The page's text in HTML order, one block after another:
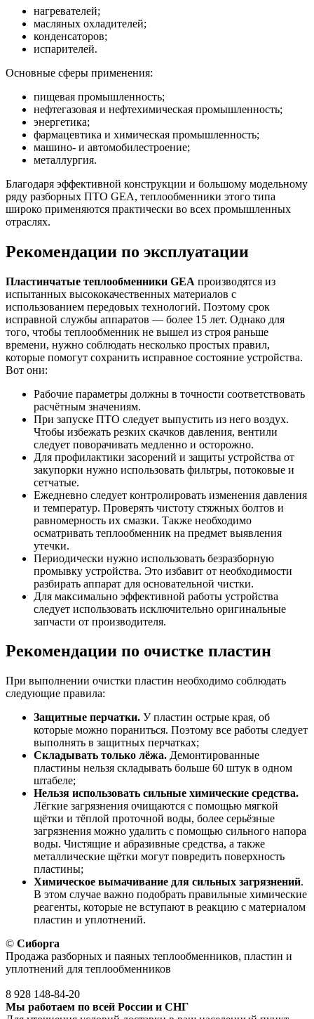
нагревателей;
масляных охладителей;
конденсаторов;
испарителей.
Основные сферы применения:
пищевая промышленность;
нефтегазовая и нефтехимическая промышленность;
энергетика;
фармацевтика и химическая промышленность;
машино- и автомобилестроение;
металлургия.
Благодаря эффективной конструкции и большому модельному
ряду разборных ПТО GEA, теплообменники этого типа
широко применяются практически во всех промышленных
отраслях.
Рекомендации по эксплуатации
Пластинчатые теплообменники GEA производятся из
испытанных высококачественных материалов с
использованием передовых технологий. Поэтому срок
исправной службы аппаратов — более 15 лет. Однако для
того, чтобы теплообменник не вышел из строя раньше
времени, нужно соблюдать несколько простых правил,
которые помогут сохранить исправное состояние устройства.
Вот они:
Рабочие параметры должны в точности соответствовать
расчётным значениям.
При запуске ПТО следует выпустить из него воздух.
Чтобы избежать резких скачков давления, вентили
следует поворачивать медленно и осторожно.
Для профилактики засорений и защиты устройства от
закупорки нужно использовать фильтры, потоковые и
сетчатые.
Ежедневно следует контролировать изменения давления
и температур. Проверять чистоту стяжных болтов и
равномерность их смазки. Также необходимо
осматривать теплообменник на предмет выявления
утечки.
Периодически нужно использовать безразборную
промывку устройства. Это избавит от необходимости
разбирать аппарат для основательной чистки.
Для максимально эффективной работы устройства
следует использовать исключительно оригинальные
запчасти от производителя.
Рекомендации по очистке пластин
При выполнении очистки пластин необходимо соблюдать
следующие правила:
Защитные перчатки. У пластин острые края, об
которые можно пораниться. Поэтому все работы следует
выполнять в защитных перчатках;
Складывать только лёжа. Демонтированные
пластины нельзя складывать больше 60 штук в одном
штабеле;
Нельзя использовать сильные химические средства.
Лёгкие загрязнения очищаются с помощью мягкой
щётки и тёплой проточной воды, более серьёзные
загрязнения можно удалить с помощью сильного напора
воды. Чистящие и абразивные средства, а также
металлические щётки могут повредить поверхность
пластины;
Химическое вымачивание для сильных загрязнений.
В этом случае важно подобрать правильные химические
реагенты, которые не вступают в реакцию с материалом
пластин и уплотнений.
© Сиборга
Продажа разборных и паяных теплообменников, пластин и
уплотнений для теплообменников
8 928 148-84-20
Мы работаем по всей России и СНГ